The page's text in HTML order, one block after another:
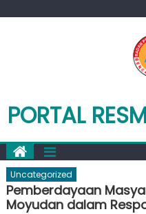
PORTAL
Uncategorized
Pemberdayaan
Moyudan dalam